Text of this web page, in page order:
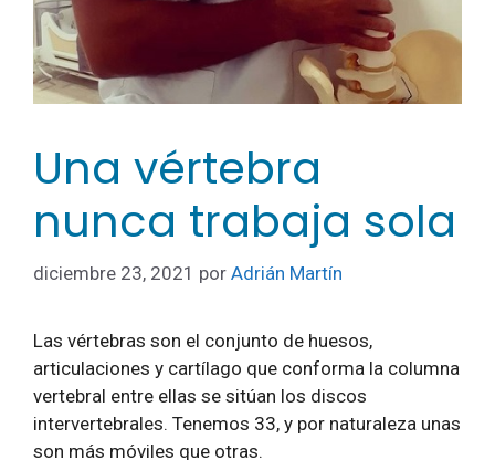
Una vértebra
nunca trabaja sola
diciembre 23, 2021 por Adrián Martín
Las vértebras son el conjunto de huesos,
articulaciones y cartílago que conforma la columna
vertebral entre ellas se sitúan los discos
intervertebrales. Tenemos 33, y por naturaleza unas
son más móviles que otras.